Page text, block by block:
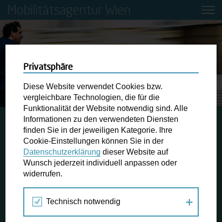
Mobilitätsagentur Wien
STARTSEITE
JAHRESRÜCKBLICK 2019
MOBILITÄTSFONDS WIEN
Mobilitätsfonds Wien
Privatsphäre
Diese Website verwendet Cookies bzw.
vergleichbare Technologien, die für die
Funktionalität der Website notwendig sind. Alle
Informationen zu den verwendeten Diensten
finden Sie in der jeweiligen Kategorie. Ihre
Cookie-Einstellungen können Sie in der
Datenschutzerklärung dieser Website auf
Wunsch jederzeit individuell anpassen oder
widerrufen.
Technisch notwendig